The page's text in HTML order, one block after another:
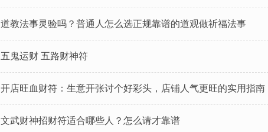
道教法事灵验吗？普通人怎么选正规靠谱的道观做祈福法事
五鬼运财 五路财神符
开店旺血财符：生意开张讨个好彩头，店铺人气更旺的实用指南
文武财神招财符适合哪些人？怎么请才靠谱